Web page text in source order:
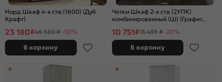
Норд Шкаф 4-х ств.(1600) (Дуб
Крафт)
23 180₽46 360 ₽ -50%
В корзину
Челси Шкаф 2-х ств (2УПК)
комбинированный (Ш) (Графит,
10 751₽13 439 ₽ -20%
В корзину